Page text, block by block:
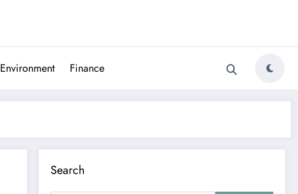
Environment Finance
Search